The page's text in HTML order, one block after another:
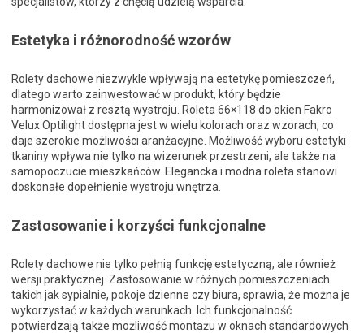
Estetyka i różnorodność wzorów
Rolety dachowe niezwykle wpływają na estetykę pomieszczeń,
dlatego warto zainwestować w produkt, który będzie
harmonizował z resztą wystroju. Roleta 66×118 do okien Fakro
Velux Optilight dostępna jest w wielu kolorach oraz wzorach, co
daje szerokie możliwości aranżacyjne. Możliwość wyboru estetyki
tkaniny wpływa nie tylko na wizerunek przestrzeni, ale także na
samopoczucie mieszkańców. Elegancka i modna roleta stanowi
doskonałe dopełnienie wystroju wnętrza.
Zastosowanie i korzyści funkcjonalne
Rolety dachowe nie tylko pełnią funkcję estetyczną, ale również
wersji praktycznej. Zastosowanie w różnych pomieszczeniach
takich jak sypialnie, pokoje dzienne czy biura, sprawia, że można je
wykorzystać w każdych warunkach. Ich funkcjonalność
potwierdzają także możliwość montażu w oknach standardowych